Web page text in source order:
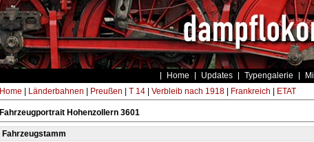
Home Updates Typengalerie
Home Länderbahnen Preußen T 14| Verbleib nach 1918| Frankreich ETAT
Fahrzeugportrait Hohenzollern 3601
Fahrzeugstamm